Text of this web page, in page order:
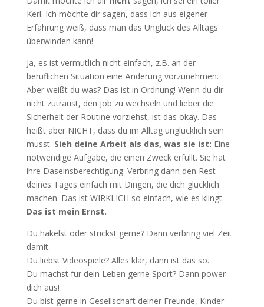
Kerl. Ich möchte dir sagen, dass ich aus eigener
Erfahrung weiß, dass man das Unglück des Alltags
überwinden kann!
Ja, es ist vermutlich nicht einfach, z.B. an der
beruflichen Situation eine Änderung vorzunehmen.
Aber weißt du was? Das ist in Ordnung! Wenn du dir
nicht zutraust, den Job zu wechseln und lieber die
Sicherheit der Routine vorziehst, ist das okay. Das
heißt aber NICHT, dass du im Alltag unglücklich sein
musst. Sieh deine Arbeit als das, was sie ist: Eine
notwendige Aufgabe, die einen Zweck erfüllt. Sie hat
ihre Daseinsberechtigung. Verbring dann den Rest
deines Tages einfach mit Dingen, die dich glücklich
machen. Das ist WIRKLICH so einfach, wie es klingt.
Das ist mein Ernst.
Du häkelst oder strickst gerne? Dann verbring viel Zeit
damit.
Du liebst Videospiele? Alles klar, dann ist das so.
Du machst für dein Leben gerne Sport? Dann power
dich aus!
Du bist gerne in Gesellschaft deiner Freunde, Kinder